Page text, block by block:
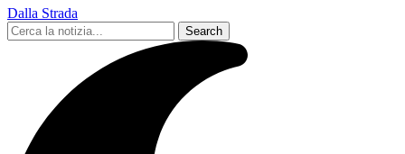
Dalla Strada